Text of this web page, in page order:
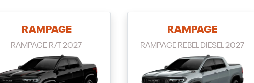
RAMPAGE
RAMPAGE R/T 2027
RAMPAGE
RAMPAGE REBEL DIESEL 2027